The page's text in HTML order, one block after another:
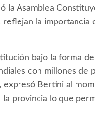
la Asamblea
la importancia
bajo la forma
con millones de
expresó Bertini al
provincia lo que